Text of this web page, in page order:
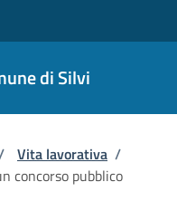
di Silvi
pane
Vita lavorativa /
concorso pubblico